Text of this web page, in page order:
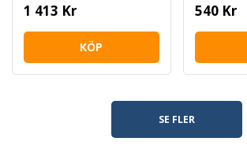
1 413 Kr
KÖP
540 Kr
SE FLER